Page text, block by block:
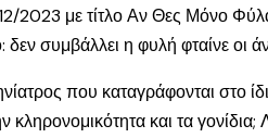
2023 με τίτλο Αν Θες Μόνο
συμβάλλει η φυλή φταίνε οι
που καταγράφονται στο
και τα